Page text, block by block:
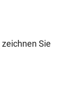
zeichnen Sie